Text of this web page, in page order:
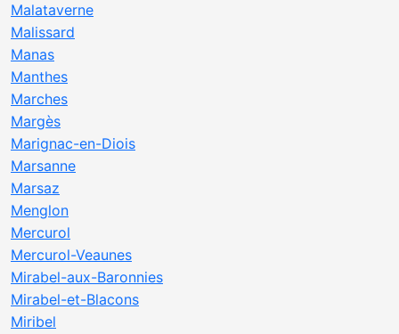
Malataverne
Malissard
Manas
Manthes
Marches
Margès
Marignac-en-Diois
Marsanne
Marsaz
Menglon
Mercurol
Mercurol-Veaunes
Mirabel-aux-Baronnies
Mirabel-et-Blacons
Miribel